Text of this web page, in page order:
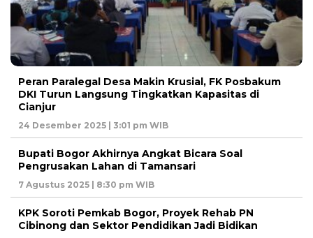
Peran Paralegal Desa Makin Krusial, FK Posbakum
DKI Turun Langsung Tingkatkan Kapasitas di
Cianjur
24 Desember 2025 | 3:01 pm WIB
Bupati Bogor Akhirnya Angkat Bicara Soal
Pengrusakan Lahan di Tamansari
7 Agustus 2025 | 8:30 pm WIB
KPK Soroti Pemkab Bogor, Proyek Rehab PN
Cibinong dan Sektor Pendidikan Jadi Bidikan